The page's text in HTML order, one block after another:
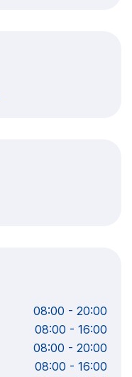
08:00 - 20:00
08:00 - 16:00
08:00 - 20:00
08:00 - 16:00